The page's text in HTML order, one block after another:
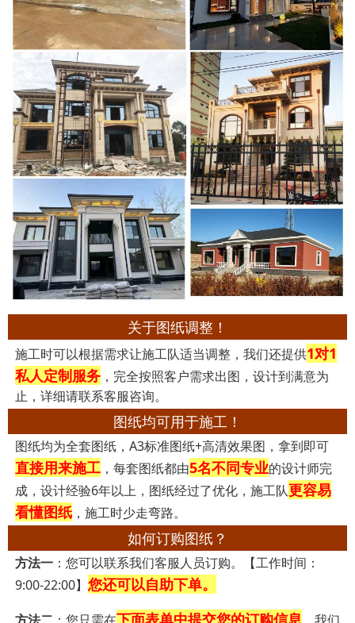
关于图纸调整！
施工时可以根据需求让施工队适当调整，我们还提供1对1
私人定制服务，完全按照客户需求出图，设计到满意为
止，详细请联系客服咨询。
图纸均可用于施工！
图纸均为全套图纸，A3标准图纸+高清效果图，拿到即可
直接用来施工，每套图纸都由5名不同专业的设计师完
成，设计经验6年以上，图纸经过了优化，施工队更容易
看懂图纸，施工时少走弯路。
如何订购图纸？
方法一：您可以联系我们客服人员订购。【工作时间：
9:00-22:00】 您还可以自助下单。
下面表单中提交您的订购信息